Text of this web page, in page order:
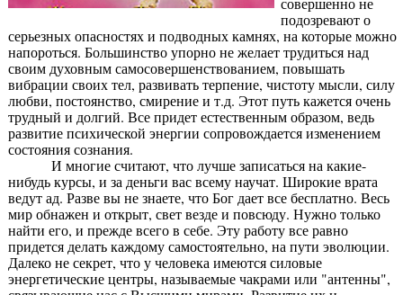
подозревают о
серьезных опасностях и подводных камнях, на которые можно
напороться. Большинство упорно не желает трудиться над
своим духовным самосовершенствованием, повышать
вибрации своих тел, развивать терпение, чистоту мысли, силу
любви, постоянство, смирение и т.д. Этот путь кажется очень
трудный и долгий. Все придет естественным образом, ведь
развитие психической энергии сопровождается изменением
состояния сознания.
И многие считают, что лучше записаться на какие-
нибудь курсы, и за деньги вас всему научат. Широкие врата
ведут ад. Разве вы не знаете, что Бог дает все бесплатно. Весь
мир обнажен и открыт, свет везде и повсюду. Нужно только
найти его, и прежде всего в себе. Эту работу все равно
придется делать каждому самостоятельно, на пути эволюции.
Далеко не секрет, что у человека имеются силовые
энергетические центры, называемые чакрами или "антенны",